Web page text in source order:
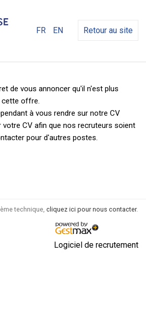
FR EN Retour au site
de vous annoncer qu'il n'est plus
cette offre.
à vous rendre sur notre CV
votre CV afin que nos recruteurs soient
pour d'autres postes.
technique, cliquez ici pour nous contacter.
Logiciel de recrutement